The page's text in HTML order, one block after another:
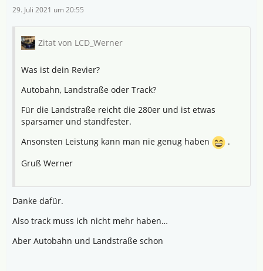
29. Juli 2021 um 20:55
Zitat von LCD_Werner
Was ist dein Revier?
Autobahn, Landstraße oder Track?
Für die Landstraße reicht die 280er und ist etwas
sparsamer und standfester.
Ansonsten Leistung kann man nie genug haben
.
Gruß Werner
Danke dafür.
Also track muss ich nicht mehr haben…
Aber Autobahn und Landstraße schon